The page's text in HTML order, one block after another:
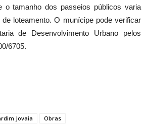
o tamanho dos passeios públicos varia
loteamento. O munícipe pode verificar
de Desenvolvimento Urbano pelos
6705.
Jovaia Obras